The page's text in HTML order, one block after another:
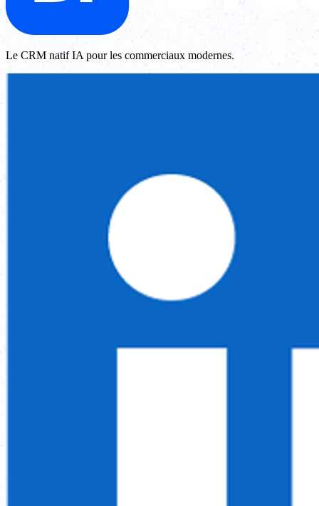
Le CRM natif IA pour les commerciaux modernes.